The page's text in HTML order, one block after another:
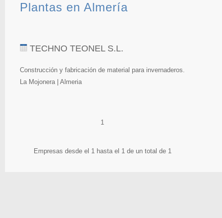
Plantas en Almería
TECHNO TEONEL S.L.
Construcción y fabricación de material para invernaderos.
La Mojonera | Almeria
1
Empresas desde el 1 hasta el 1 de un total de 1